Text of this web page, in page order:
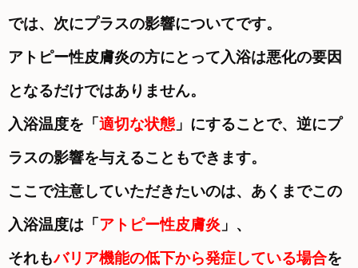
では、次にプラスの影響についてです。
アトピー性皮膚炎の方にとって入浴は悪化の要因
となるだけではありません。
入浴温度を「 適切な状態 」にすることで、逆にプ
ラスの影響を与えることもできます。
ここで注意していただきたいのは、あくまでこの
入浴温度は「 アトピー性皮膚炎 」、
それもバリア機能の低下から発症している場合を